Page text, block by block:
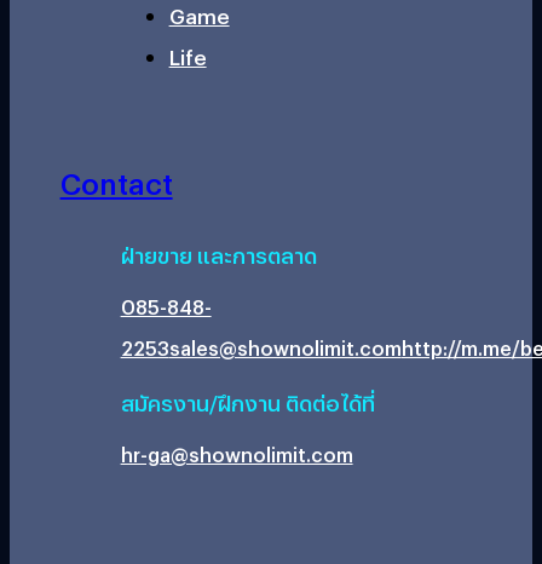
Game
Life
Contact
ฝ่ายขาย และการตลาด
085-848-
2253sales@shownolimit.comhttp://m.me/
สมัครงาน/ฝึกงาน ติดต่อได้ที่
hr-ga@shownolimit.com